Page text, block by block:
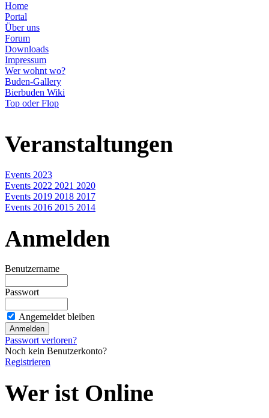
Home
Portal
Über uns
Forum
Downloads
Impressum
Wer wohnt wo?
Buden-Gallery
Bierbuden Wiki
Top oder Flop
Veranstaltungen
Events 2023
Events 2022 2021 2020
Events 2019 2018 2017
Events 2016 2015 2014
Anmelden
Benutzername
Passwort
Angemeldet bleiben
Passwort verloren?
Noch kein Benutzerkonto?
Registrieren
Wer ist Online